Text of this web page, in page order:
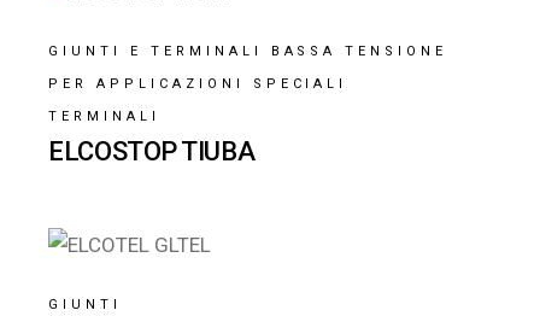
GIUNTI E TERMINALI BASSA TENSIONE
PER APPLICAZIONI SPECIALI
TERMINALI
ELCOSTOP TIUBA
GIUNTI